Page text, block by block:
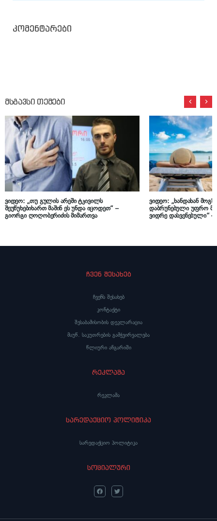
კომენტარები
მსგავსი თემები
ვიდეო: „თუ გულის არეში ტკივილს
შეუწუხებიხართ მაშინ ეს უნდა იცოდეთ“ –
გიორგი ღოღობერიძის მიმართვა
ვიდეო: „ხანდახან
დაბრუნებული უფრო
ვიდრე დასვენებული“
ჩვენ შესახებ
ჩვენს შესახებ
კონტაქტი
შესაბამისობის დეკლარაცია
მაუწ. საკუთრების გამჭვირვალება
წლიური ანგარიში
რეკლამა
რეკლამა
სარედაქციო პოლიტიკა
სარედაქციო პოლიტიკა
სოციალური